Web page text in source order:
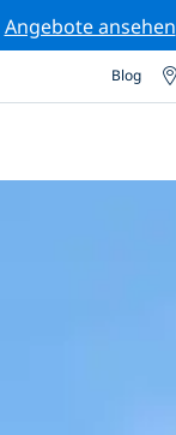
Angebote ansehen
Blog